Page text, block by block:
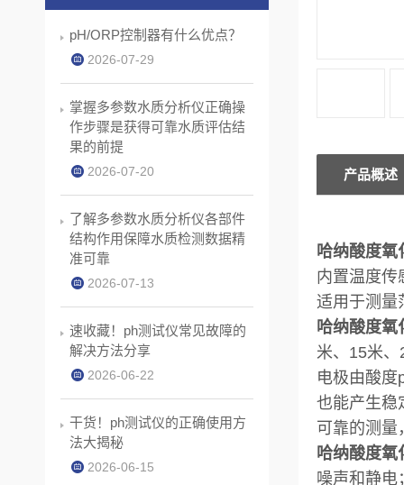
产品概述
哈纳酸度
内置温度传
适用于测量
哈纳酸度
米、15米
电极由酸
也能产生稳
可靠的测量
哈纳酸度
噪声和静电
pH/ORP控制器有什么优点？
2026-07-29
掌握多参数水质分析仪正确操
作步骤是获得可靠水质评估结
果的前提
2026-07-20
了解多参数水质分析仪各部件
结构作用保障水质检测数据精
准可靠
2026-07-13
速收藏！ph测试仪常见故障的
解决方法分享
2026-06-22
干货！ph测试仪的正确使用方
法大揭秘
2026-06-15